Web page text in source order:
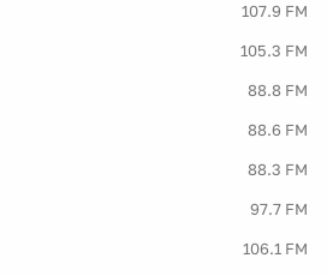
107.9 FM
105.3 FM
88.8 FM
88.6 FM
88.3 FM
97.7 FM
106.1 FM